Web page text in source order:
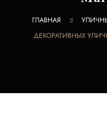
ГЛАВНАЯ
ДЕКОРАТИВНЫХ